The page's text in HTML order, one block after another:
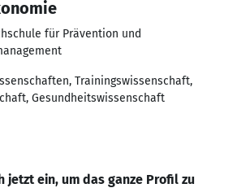
für Prävention und
Trainingswissenschaft,
Gesundheitswissenschaft
jetzt ein, um das ganze Profil zu